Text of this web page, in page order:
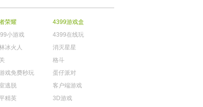
荣耀
4399游戏盒
小游戏
4399在线玩
冰火人
消灭星星
格斗
戏免费秒玩
蛋仔派对
逃脱
客户端游戏
精英
3D游戏